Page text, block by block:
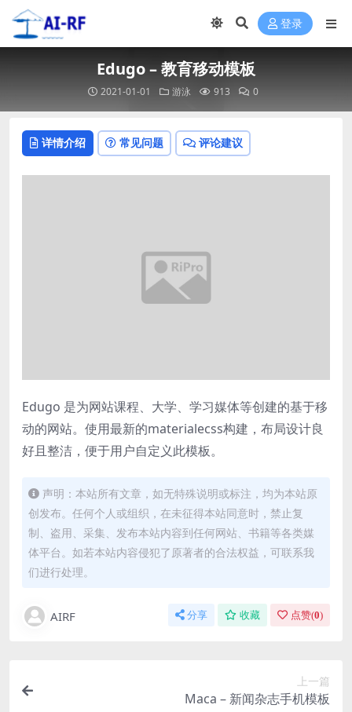
登录
Edugo – 教育移动模板
2021-01-01 游泳 913 0
详情介绍 常见问题 评论建议
Edugo 是为网站课程、大学、学习媒体等创建的基于移
动的网站。使用最新的materialecss构建，布局设计良
好且整洁，便于用户自定义此模板。
声明：本站所有文章，如无特殊说明或标注，均为本站原
创发布。任何个人或组织，在未征得本站同意时，禁止复
制、盗用、采集、发布本站内容到任何网站、书籍等各类媒
体平台。如若本站内容侵犯了原著者的合法权益，可联系我
们进行处理。
AIRF 分享 收藏 点赞(0)
上一篇
Maca – 新闻杂志手机模板